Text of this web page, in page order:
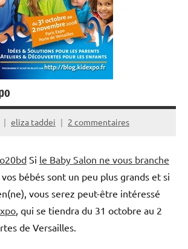
eliza taddei 2 commentaires
Si le Baby Salon ne vous branche
vos bébés sont un peu plus grands et si
vous serez peut-être intéressé
, qui se tiendra du 31 octobre au 2
de Versailles.